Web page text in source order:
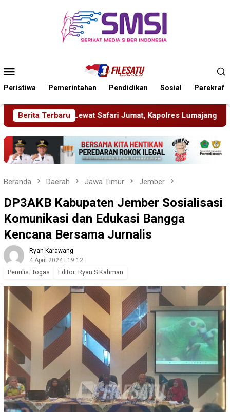
Mobile
Peristiwa Pemerintahan Pendidikan Sosial Parekraf
Berita Terbaru
Kapolres Lumajang Ajak Warga Jaga Kamtibmas
Beranda Daerah Jawa Timur Jember
DP3AKB Kabupaten Jember Sosialisasi
Komunikasi dan Edukasi Bangga
Kencana Bersama Jurnalis
Ryan Karawang
4 April 2024 | 19:12
Penulis: Togas Editor: Ryan S Kahman